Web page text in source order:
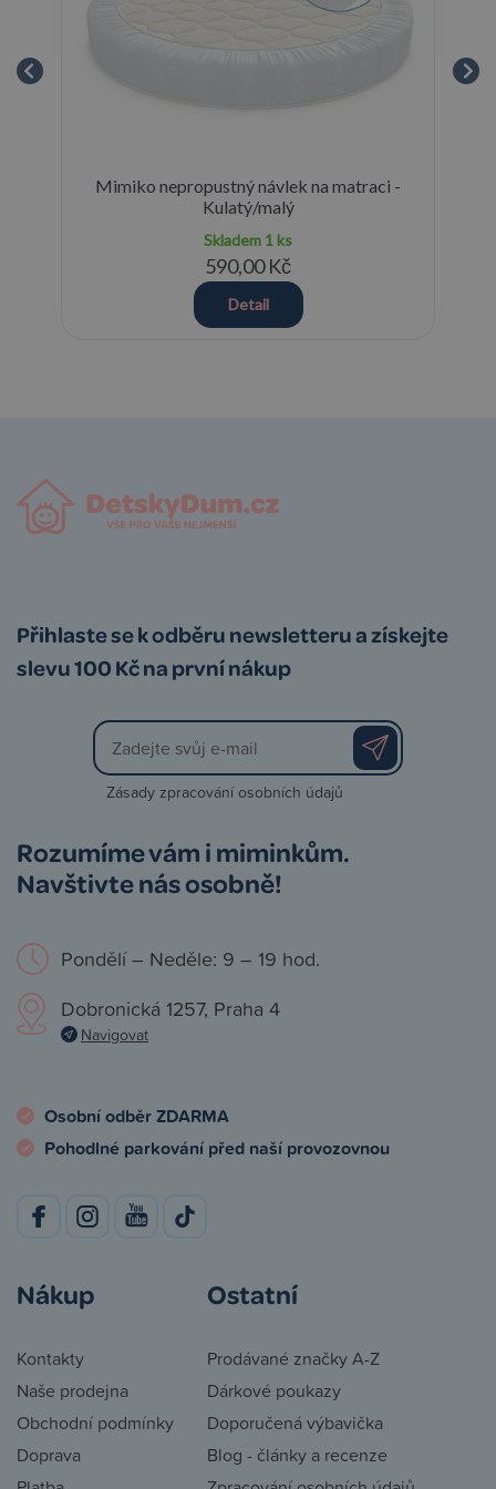
Mimiko nepropustný návlek na matraci -
Kulatý/malý
Skladem 1 ks
590,00 Kč
Detail
Přihlaste se k odběru newsletteru a získejte
slevu 100 Kč na první nákup
Zásady zpracování osobních údajů
Rozumíme vám i miminkům.
Navštivte nás osobně!
Pondělí – Neděle: 9 – 19 hod.
Dobronická 1257, Praha 4
Navigovat
Osobní odběr ZDARMA
Pohodlné parkování před naší provozovnou
Nákup
Kontakty
Naše prodejna
Obchodní podmínky
Doprava
Ostatní
Prodávané značky A-Z
Dárkové poukazy
Doporučená výbavička
Blog - články a recenze